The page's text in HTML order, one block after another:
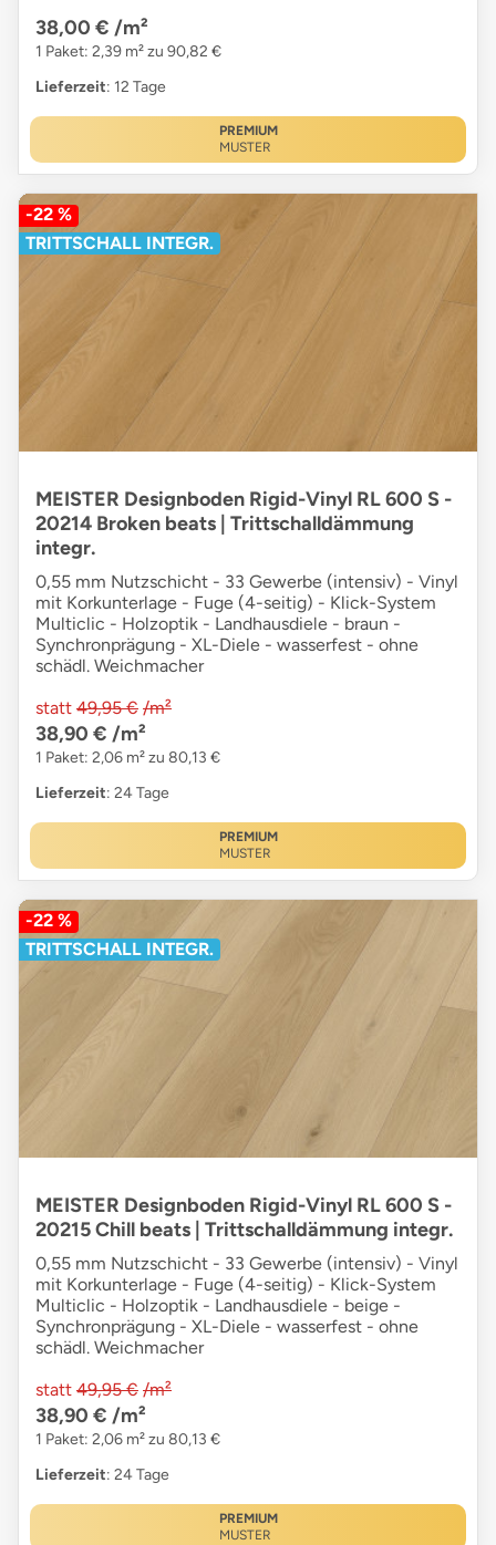
38,00 € /m²
1 Paket: 2,39 m² zu 90,82 €
Lieferzeit: 12 Tage
PREMIUM
MUSTER
-22 %
TRITTSCHALL INTEGR.
MEISTER Designboden Rigid-Vinyl RL 600 S -
20214 Broken beats | Trittschalldämmung
integr.
0,55 mm Nutzschicht - 33 Gewerbe (intensiv) - Vinyl
mit Korkunterlage - Fuge (4-seitig) - Klick-System
Multiclic - Holzoptik - Landhausdiele - braun -
Synchronprägung - XL-Diele - wasserfest - ohne
schädl. Weichmacher
statt 49,95 € /m²
38,90 € /m²
1 Paket: 2,06 m² zu 80,13 €
Lieferzeit: 24 Tage
PREMIUM
MUSTER
-22 %
TRITTSCHALL INTEGR.
MEISTER Designboden Rigid-Vinyl RL 600 S -
20215 Chill beats | Trittschalldämmung integr.
0,55 mm Nutzschicht - 33 Gewerbe (intensiv) - Vinyl
mit Korkunterlage - Fuge (4-seitig) - Klick-System
Multiclic - Holzoptik - Landhausdiele - beige -
Synchronprägung - XL-Diele - wasserfest - ohne
schädl. Weichmacher
statt 49,95 € /m²
38,90 € /m²
1 Paket: 2,06 m² zu 80,13 €
Lieferzeit: 24 Tage
PREMIUM
MUSTER